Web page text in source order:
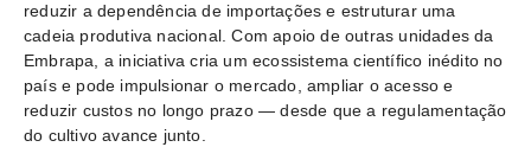
reduzir a dependência de importações e estruturar uma
cadeia produtiva nacional. Com apoio de outras unidades da
Embrapa, a iniciativa cria um ecossistema científico inédito no
país e pode impulsionar o mercado, ampliar o acesso e
reduzir custos no longo prazo — desde que a regulamentação
do cultivo avance junto.